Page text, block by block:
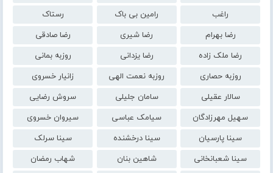
راغب
رامین بی باک
رستاک
رضا بهرام
رضا شیری
رضا صادقی
رضا ملک زاده
رضا یزدانی
روزبه بمانی
روزبه حصاری
روزبه نعمت الهی
زانیار خسروی
سالار عقیلی
سامان جلیلی
سروش رضایی
سهیل مهرزادگان
سیامک عباسی
سیروان خسروی
سینا پارسیان
سینا درخشنده
سینا سرلک
سینا شعبانخانی
شاهین بنان
شهاب رمضان